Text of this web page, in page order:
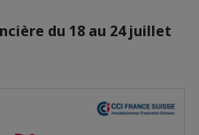
du 18 au 24 juillet